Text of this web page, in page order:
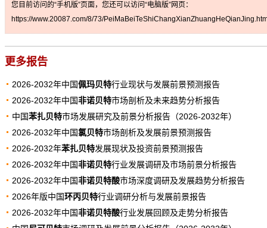
您目前访问的“手机版”页面，您还可以访问“电脑版”网页：
https://www.20087.com/8/73/
更多报告
2026-2032年中国佩玛贝特行业现状与发展前景预测报告
2026-2032年中国非诺贝特市场剖析及未来趋势分析报告
中国苯扎贝特市场发展研究及前景分析报告（2026-2032年）
2026-2032年中国氯贝特市场剖析及发展前景预测报告
2026-2032年苯扎贝特发展现状及投资前景预测报告
2026-2032年中国非诺贝特行业发展调研及市场前景分析报告
2026-2032年中国非诺贝特酸市场深度调研及发展趋势分析报告
2026年版中国环丙贝特行业调研分析与发展前景报告
2026-2032年中国非诺贝特酸行业发展回顾及走势分析报告